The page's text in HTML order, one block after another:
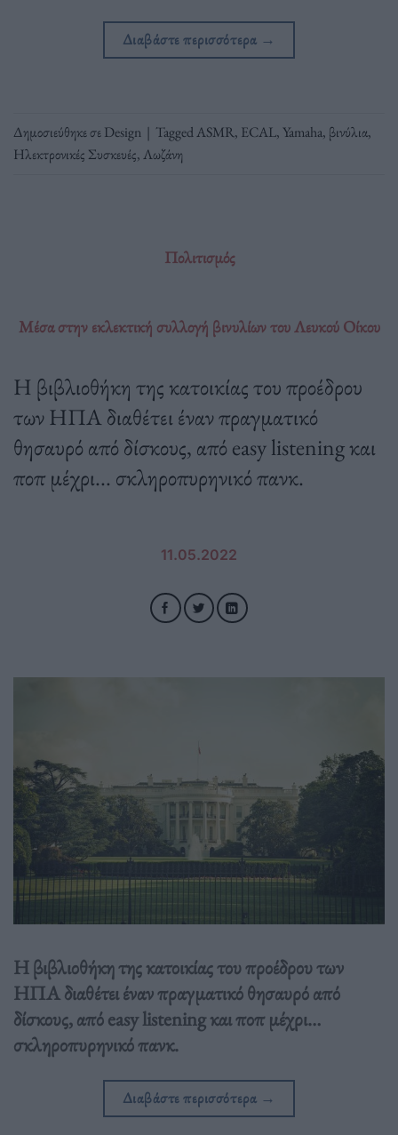
Διαβάστε περισσότερα →
Δημοσιεύθηκε σεDesign | TaggedASMR, ECAL,Yamaha, βινύλια,
Ηλεκτρονικές Συσκευές,Λωζάνη
Πολιτισμός
Μέσα στην εκλεκτική συλλογή βινυλίων του Λευκού Οίκου
Η βιβλιοθήκη της κατοικίας του προέδρου
των ΗΠΑ διαθέτει έναν πραγματικό
θησαυρό από δίσκους, από easy listening και
ποπ μέχρι... σκληροπυρηνικό πανκ.
11.05.2022
Η βιβλιοθήκη της κατοικίας του προέδρου των
ΗΠΑ διαθέτει έναν πραγματικό θησαυρό από
δίσκους, από easy listening και ποπ μέχρι…
σκληροπυρηνικό πανκ.
Διαβάστε περισσότερα →